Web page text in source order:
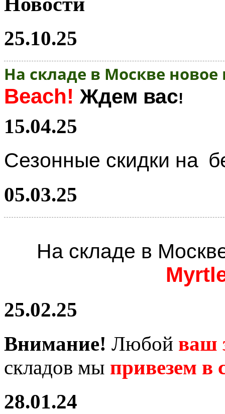
25.10.25
На складе в Москве
Beach! Ждем вас!
15.04.25
Сезонные скидки на
05.03.25
На складе в
25.02.25
Внимание! Любой ваш
складов мы привезем в
28.01.24